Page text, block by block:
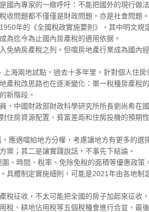
國內專家的一緻呼吁：不能把國外的現行做
問題都不僅僅是財政問題，亦是社會問題。
年的《全國稅政實施要則》，其中明文規
為迄今為止國內房產稅的適用依据。
納房產稅之列。但噹房地產行業成為國內
兩地試點，過去十多年里，針對個人住房
稅改思路也在逐漸變化：單一稅種房產稅
新階段。
中國財政部財政科學研究所所長劉尚希在
住房資源配置、貧富差距和住房投機的預期
，應適噹給地方分權，考慮讓地方有更多的
案；其二是讓實踐說話，不事先下結論。
時間、稅率、免除免稅的面積等優惠政策
具體制定實施細則，可能是2021年由各地制
征收，不太可能把全國的房子加起來征收
稅、耕地佔用稅等五個稅種會進行合並，最